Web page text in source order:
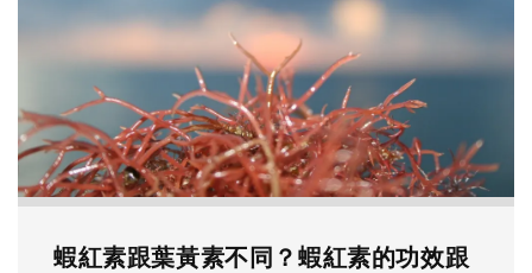
蝦紅素跟葉黃素不同？蝦紅素的功效跟